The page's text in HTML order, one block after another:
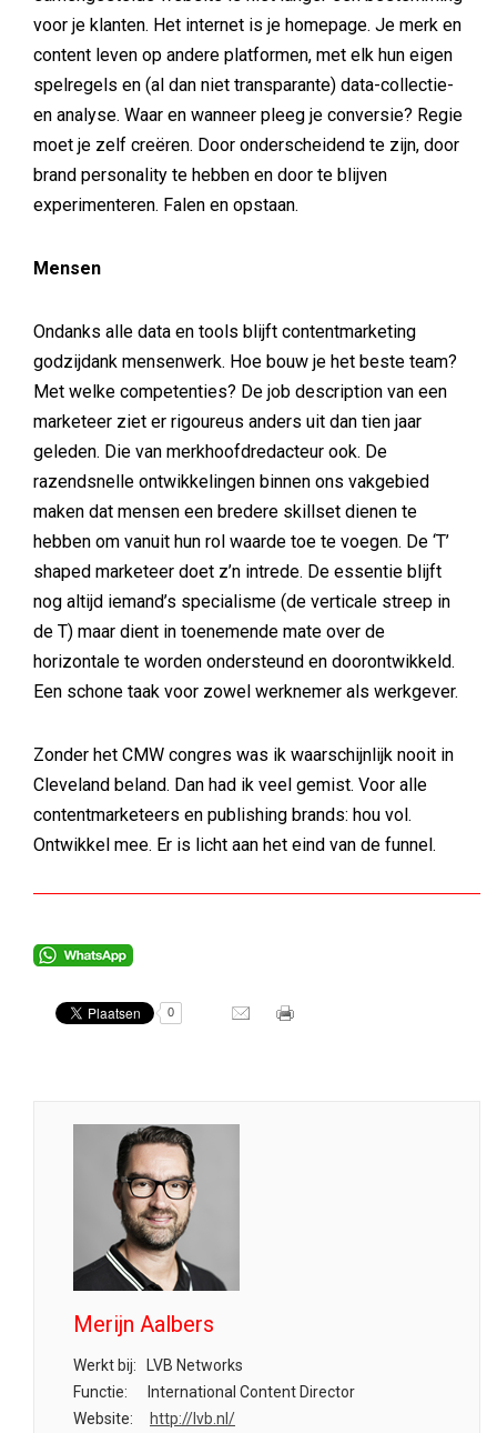
voor je klanten. Het internet is je homepage. Je merk en
content leven op andere platformen, met elk hun eigen
spelregels en (al dan niet transparante) data-collectie-
en analyse. Waar en wanneer pleeg je conversie? Regie
moet je zelf creëren. Door onderscheidend te zijn, door
brand personality te hebben en door te blijven
experimenteren. Falen en opstaan.
Mensen
Ondanks alle data en tools blijft contentmarketing
godzijdank mensenwerk. Hoe bouw je het beste team?
Met welke competenties? De job description van een
marketeer ziet er rigoureus anders uit dan tien jaar
geleden. Die van merkhoofdredacteur ook. De
razendsnelle ontwikkelingen binnen ons vakgebied
maken dat mensen een bredere skillset dienen te
hebben om vanuit hun rol waarde toe te voegen. De ‘T’
shaped marketeer doet z’n intrede. De essentie blijft
nog altijd iemand’s specialisme (de verticale streep in
de T) maar dient in toenemende mate over de
horizontale te worden ondersteund en doorontwikkeld.
Een schone taak voor zowel werknemer als werkgever.
Zonder het CMW congres was ik waarschijnlijk nooit in
Cleveland beland. Dan had ik veel gemist. Voor alle
contentmarketeers en publishing brands: hou vol.
Ontwikkel mee. Er is licht aan het eind van de funnel.
0
Merijn Aalbers
Werkt bij:
LVB Networks
Functie:
International Content Director
Website:
http://lvb.nl/